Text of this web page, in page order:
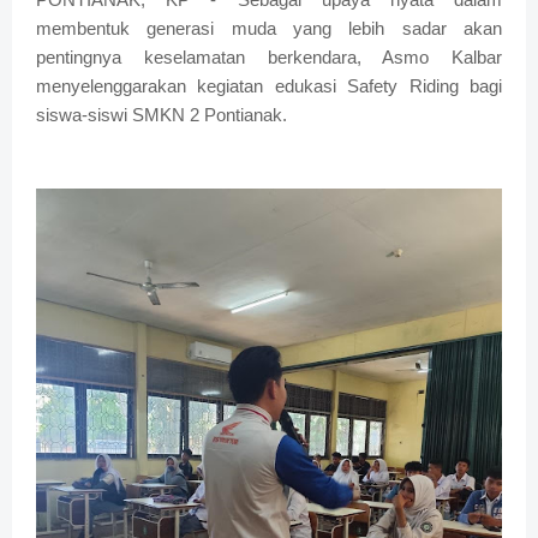
membentuk generasi muda yang lebih sadar akan
pentingnya keselamatan berkendara, Asmo Kalbar
menyelenggarakan kegiatan edukasi Safety Riding bagi
siswa-siswi SMKN 2 Pontianak.